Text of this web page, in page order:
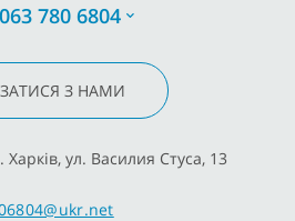
780 6804
З НАМИ
ул. Василия Стуса, 13